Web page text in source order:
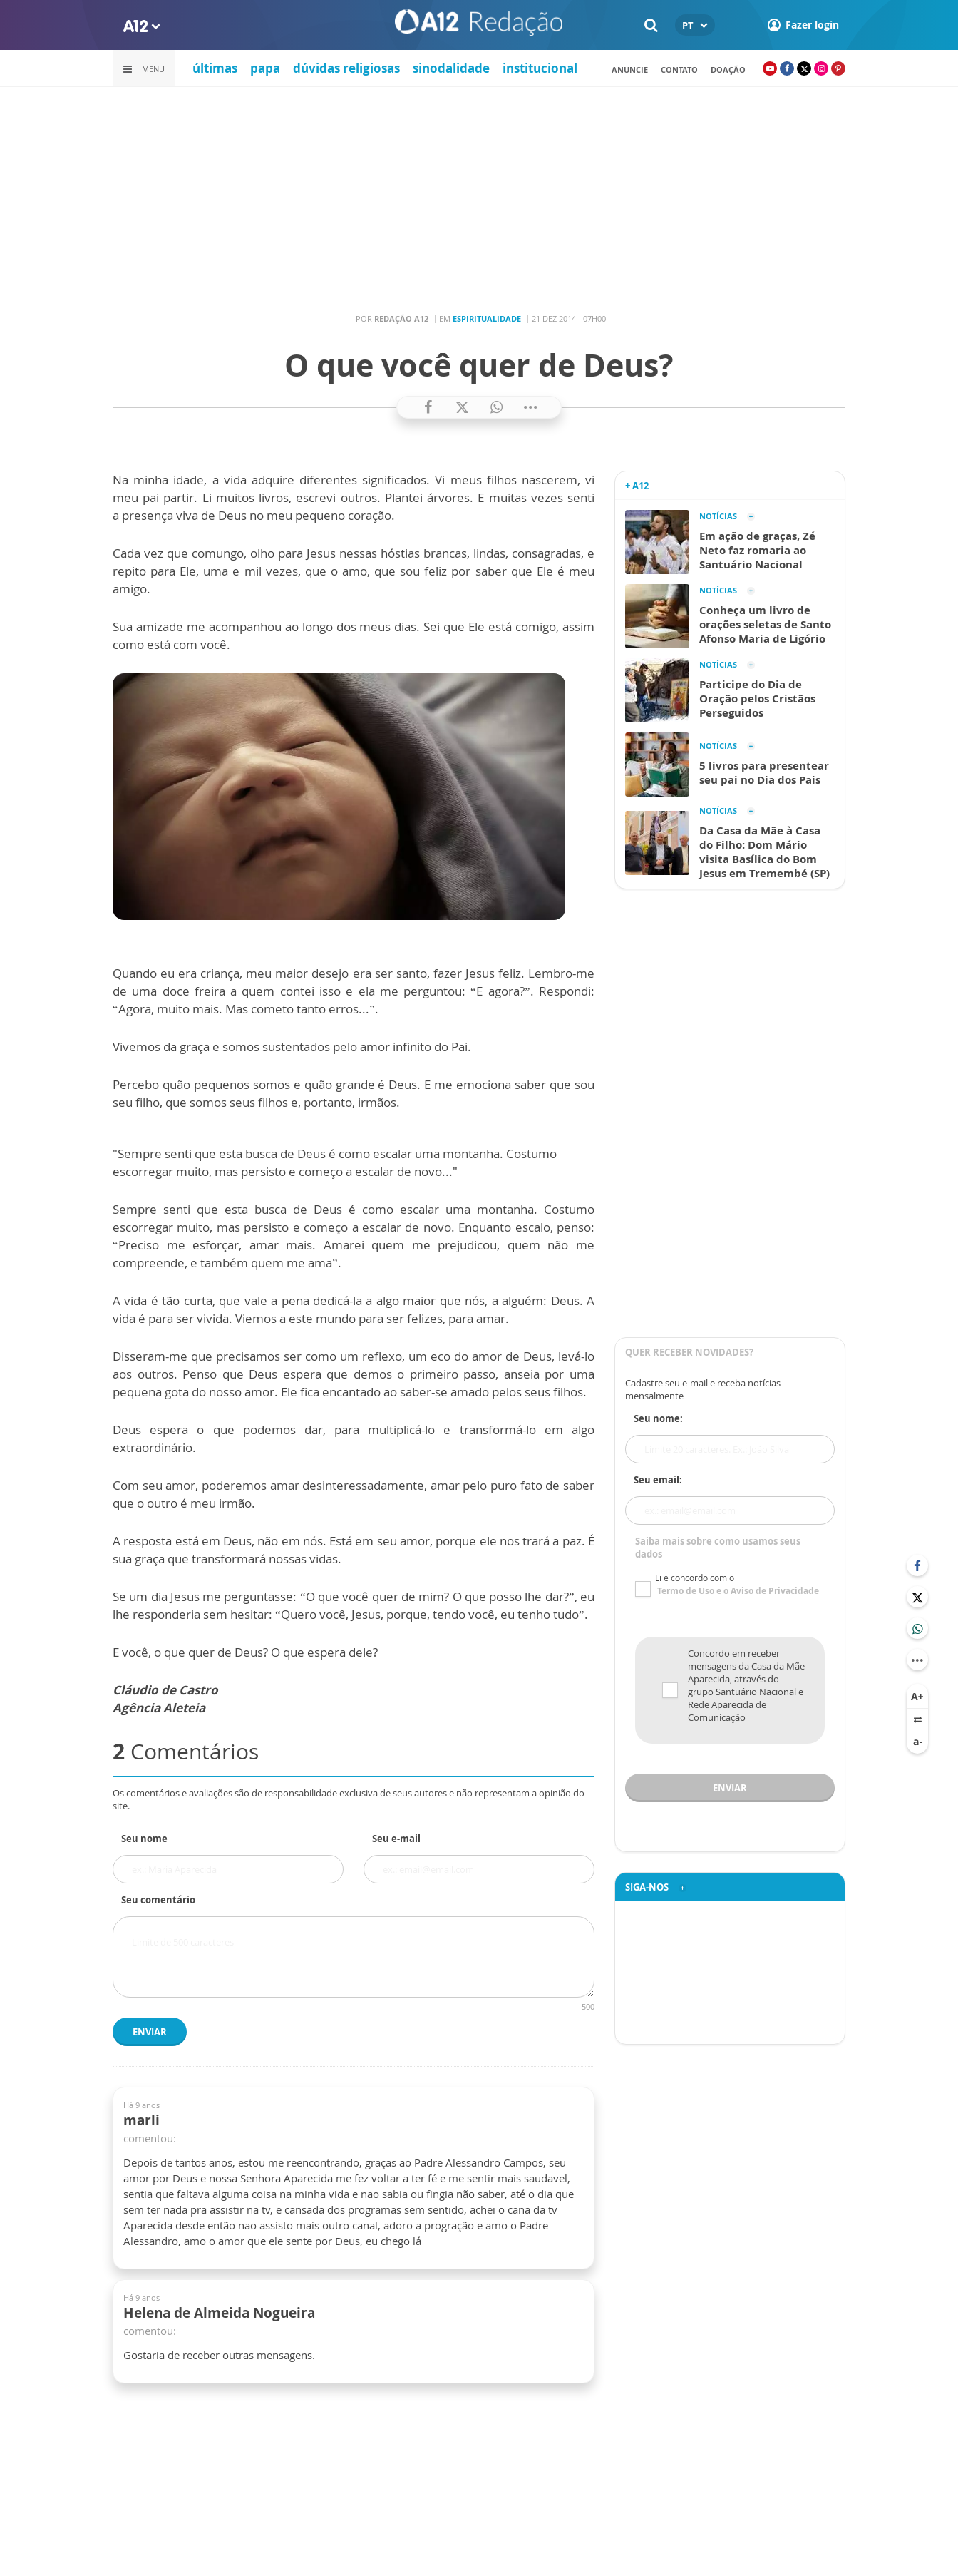
PT Fazer login
MENU últimas papa dúvidas religiosas sinodalidade institucional ANUNCIE CONTATO DOAÇÃO
POR REDAÇÃO A12 EM ESPIRITUALIDADE 21 DEZ 2014 - 07H00
O que você quer de Deus?
Na minha idade, a vida adquire diferentes significados. Vi meus filhos nascerem, vi
meu pai partir. Li muitos livros, escrevi outros. Plantei árvores. E muitas vezes senti
a presença viva de Deus no meu pequeno coração.
Cada vez que comungo, olho para Jesus nessas hóstias brancas, lindas, consagradas, e
repito para Ele, uma e mil vezes, que o amo, que sou feliz por saber que Ele é meu
amigo.
Sua amizade me acompanhou ao longo dos meus dias. Sei que Ele está comigo, assim
como está com você.
Quando eu era criança, meu maior desejo era ser santo, fazer Jesus feliz. Lembro-me
de uma doce freira a quem contei isso e ela me perguntou: “E agora?”. Respondi:
“Agora, muito mais. Mas cometo tanto erros...”.
Vivemos da graça e somos sustentados pelo amor infinito do Pai.
Percebo quão pequenos somos e quão grande é Deus. E me emociona saber que sou
seu filho, que somos seus filhos e, portanto, irmãos.
"Sempre senti que esta busca de Deus é como escalar uma montanha. Costumo
escorregar muito, mas persisto e começo a escalar de novo..."
Sempre senti que esta busca de Deus é como escalar uma montanha. Costumo
escorregar muito, mas persisto e começo a escalar de novo. Enquanto escalo, penso:
“Preciso me esforçar, amar mais. Amarei quem me prejudicou, quem não me
compreende, e também quem me ama”.
A vida é tão curta, que vale a pena dedicá-la a algo maior que nós, a alguém: Deus. A
vida é para ser vivida. Viemos a este mundo para ser felizes, para amar.
Disseram-me que precisamos ser como um reflexo, um eco do amor de Deus, levá-lo
aos outros. Penso que Deus espera que demos o primeiro passo, anseia por uma
pequena gota do nosso amor. Ele fica encantado ao saber-se amado pelos seus filhos.
Deus espera o que podemos dar, para multiplicá-lo e transformá-lo em algo
extraordinário.
Com seu amor, poderemos amar desinteressadamente, amar pelo puro fato de saber
que o outro é meu irmão.
A resposta está em Deus, não em nós. Está em seu amor, porque ele nos trará a paz. É
sua graça que transformará nossas vidas.
Se um dia Jesus me perguntasse: “O que você quer de mim? O que posso lhe dar?”, eu
lhe responderia sem hesitar: “Quero você, Jesus, porque, tendo você, eu tenho tudo”.
E você, o que quer de Deus? O que espera dele?
Cláudio de Castro
Agência Aleteia
2 Comentários
Os comentários e avaliações são de responsabilidade exclusiva de seus autores e não representam a opinião do
site.
Seu nome Seu e-mail
Seu comentário
500
ENVIAR
Há 9 anos
marli
comentou:
Depois de tantos anos, estou me reencontrando, graças ao Padre Alessandro Campos, seu
amor por Deus e nossa Senhora Aparecida me fez voltar a ter fé e me sentir mais saudavel,
sentia que faltava alguma coisa na minha vida e nao sabia ou fingia não saber, até o dia que
sem ter nada pra assistir na tv, e cansada dos programas sem sentido, achei o cana da tv
Aparecida desde então nao assisto mais outro canal, adoro a progração e amo o Padre
Alessandro, amo o amor que ele sente por Deus, eu chego lá
Há 9 anos
Helena de Almeida Nogueira
comentou:
Gostaria de receber outras mensagens.
+ A12
NOTÍCIAS
Em ação de graças, Zé
Neto faz romaria ao
Santuário Nacional
NOTÍCIAS
Conheça um livro de
orações seletas de Santo
Afonso Maria de Ligório
NOTÍCIAS
Participe do Dia de
Oração pelos Cristãos
Perseguidos
NOTÍCIAS
5 livros para presentear
seu pai no Dia dos Pais
NOTÍCIAS
Da Casa da Mãe à Casa
do Filho: Dom Mário
visita Basílica do Bom
Jesus em Tremembé (SP)
QUER RECEBER NOVIDADES?
Cadastre seu e-mail e receba notícias
mensalmente
Seu nome:
Seu email:
Saiba mais sobre como usamos seus
dados
Li e concordo com o
Termo de Usoe oAviso de Privacidade
Concordo em receber
mensagens da Casa da Mãe
Aparecida, através do
grupo Santuário Nacional e
Rede Aparecida de
Comunicação
ENVIAR
SIGA-NOS